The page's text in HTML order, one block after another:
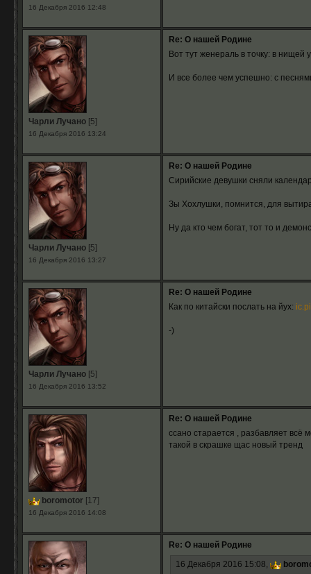
16 Декабря 2016 12:48
Чарли Лучано[5]
16 Декабря 2016 13:24
Re: О нашей Родине
Вот тут женераль в точку: в нищей
И все более чем успешно: с
Чарли Лучано[5]
16 Декабря 2016 13:27
Re: О нашей Родине
Сирийские девушки сняли
Зы Хохлушки, помнится, для
Ну да кто чем богат, тот то и
Чарли Лучано[5]
16 Декабря 2016 13:52
Re: О нашей Родине
Как по китайски послать на йух:
-)
boromotor[17]
16 Декабря 2016 14:08
Re: О нашей Родине
ссано старается , разбавляет всё
такой в скрашке щас новый тренд
Re: О нашей Родине
16 Декабря 2016 15:08,